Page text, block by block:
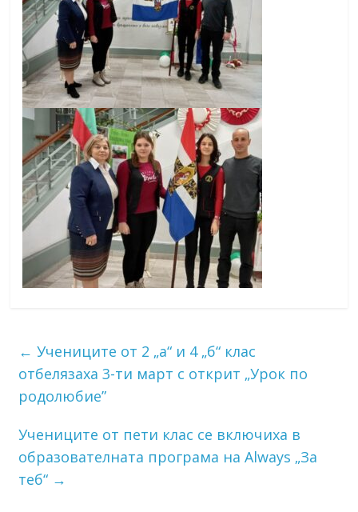
← Учениците от 2 „а“ и 4 „б“ клас
отбелязаха 3-ти март с открит „Урок по
родолюбие”
Учениците от пети клас се включиха в
образователната програма на Always „За
теб“ →